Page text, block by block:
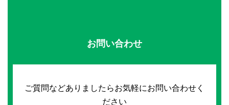
お問い合わせ
ご質問などありましたらお気軽にお問い合わせく
ださい